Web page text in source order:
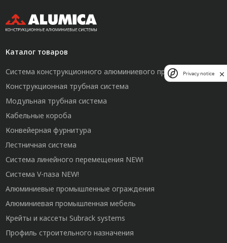
Каталог товаров
Система конструкционного алюминиевого профиля
Конструкционная трубная система
Модульная трубная система
Кабельные короба
Конвейерная фурнитура
Лестничная система
Система линейного перемещения NEW!
Система V-паза NEW!
Алюминиевые промышленные ограждения
Алюминиевая промышленная мебель
Крейты и кассеты Subrack systems
Профиль строительного назначения
Privacy notice